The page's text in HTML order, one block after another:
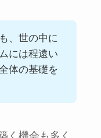
、世の中に
には程遠い
体の基礎を
く機会も多く、